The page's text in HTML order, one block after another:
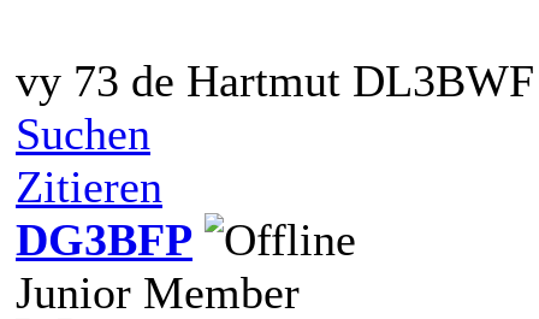
vy 73 de Hartmut DL3BWF
Suchen
Zitieren
DG3BFP
Junior Member